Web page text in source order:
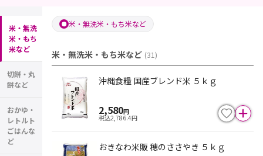
米・無洗
米・もち
米など
切餅・丸
餅など
おかゆ・
レトルト
ごはんな
ど
米・無洗米・もち米など
米・無洗米・もち米など (31)
沖縄食糧 国産ブレンド米 ５ｋｇ
2,580円
税込2,786.4円
おきなわ米販 穂のささやき ５ｋｇ